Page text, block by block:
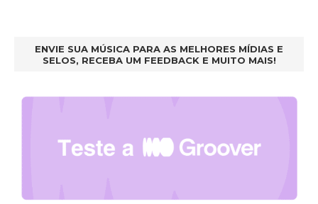
ENVIE SUA MÚSICA PARA AS MELHORES MÍDIAS E
SELOS, RECEBA UM FEEDBACK E MUITO MAIS!